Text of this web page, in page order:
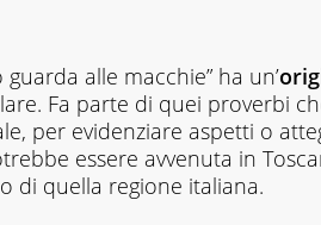
alle macchie” ha un’
Fa parte di quei proverbi
per evidenziare aspetti o
essere avvenuta in
di quella regione italiana.